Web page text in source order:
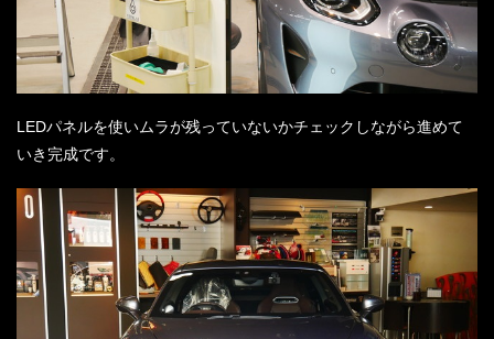
LEDパネルを使いムラが残っていないかチェックしながら進めて
いき完成です。